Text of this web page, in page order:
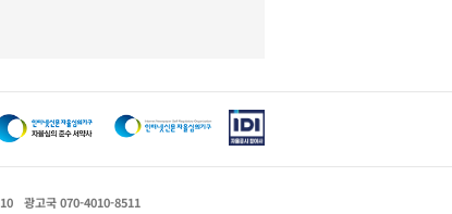
광고국 070-4010-8511